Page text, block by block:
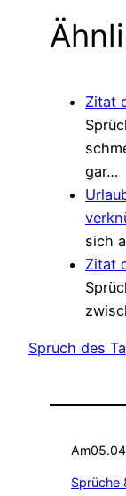
Zitat
gar…
sich
Zitat
Spruch des
Am
Sprüche